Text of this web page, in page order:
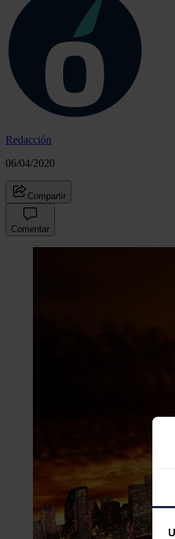
Redacción
06/04/2020
Compartir
Comentar